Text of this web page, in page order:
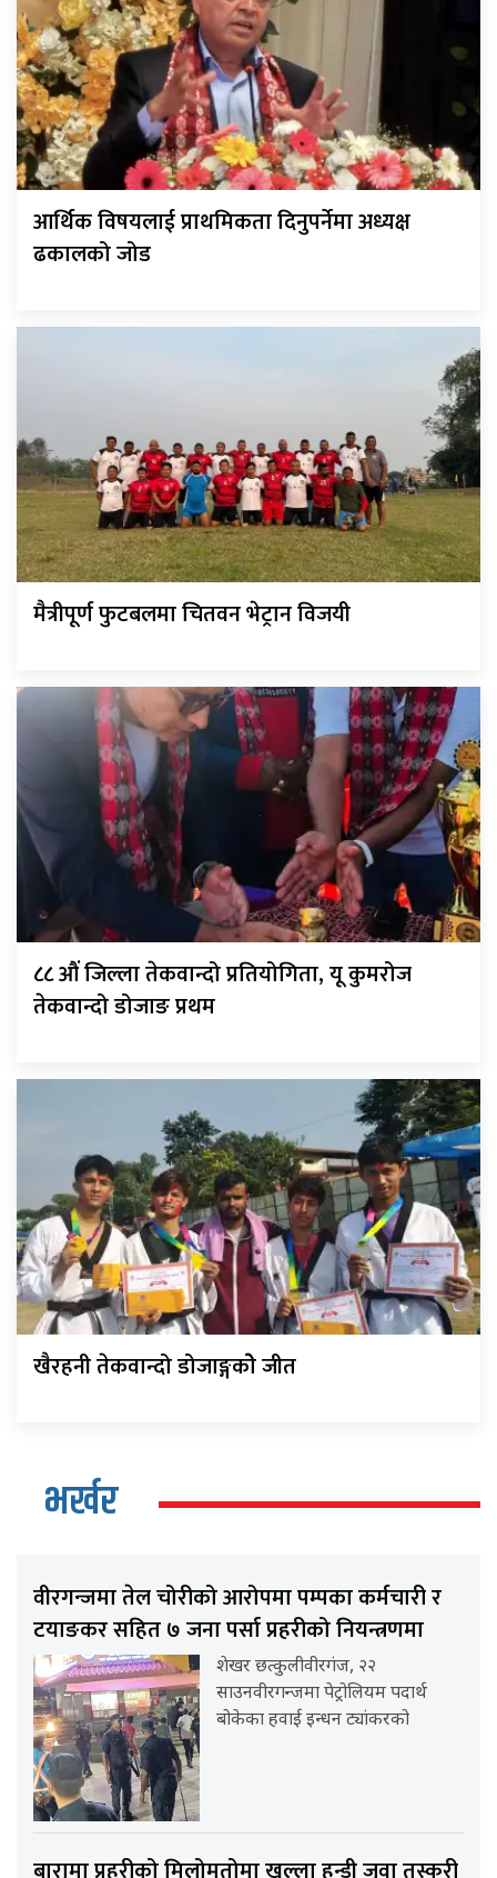
आर्थिक विषयलाई प्राथमिकता दिनुपर्नेमा अध्यक्ष
ढकालको जोड
मैत्रीपूर्ण फुटबलमा चितवन भेट्रान विजयी
८८ औं जिल्ला तेकवान्दो प्रतियोगिता, यू कुमरोज
तेकवान्दो डोजाङ प्रथम
खैरहनी तेकवान्दो डोजाङ्गकोे जीत
भर्खर
वीरगन्जमा तेल चोरीको आरोपमा पम्पका कर्मचारी र
टयाङकर सहित ७ जना पर्सा प्रहरीको नियन्त्रणमा
शेखर छत्कुलीवीरगंज, २२
साउनवीरगन्जमा पेट्रोलियम पदार्थ
बोकेका हवाई इन्धन ट्यांकरको